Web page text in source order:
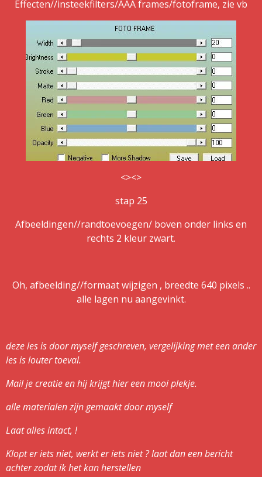
Effecten//insteekfilters/AAA frames/fotoframe, zie vb
<><>
stap 25
Afbeeldingen//randtoevoegen/ boven onder links en
rechts 2 kleur zwart.
Oh, afbeelding//formaat wijzigen , breedte 640 pixels ..
alle lagen nu aangevinkt.
deze les is door myself geschreven, vergelijking met een ander
les is louter toeval.
Mail je creatie en hij krijgt hier een mooi plekje.
alle materialen zijn gemaakt door myself
Laat alles intact, !
Klopt er iets niet, werkt er iets niet ? laat dan een bericht
achter zodat ik het kan herstellen